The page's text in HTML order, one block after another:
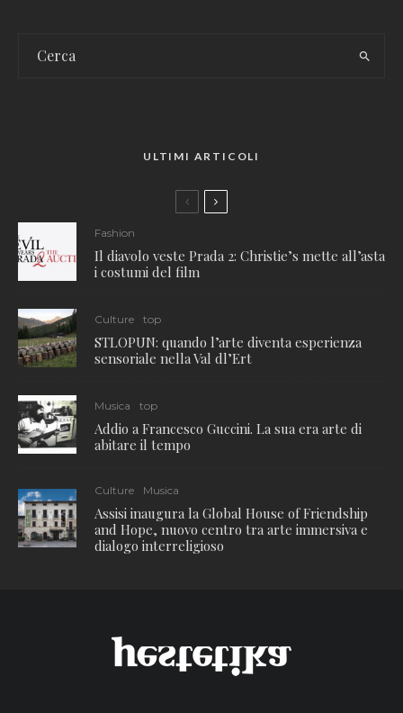
ULTIMI ARTICOLI
Fashion
Il diavolo veste Prada 2: Christie’s mette all’asta
i costumi del film
Culture top
STLOPUN: quando l’arte diventa esperienza
sensoriale nella Val dl’Ert
Musica top
Addio a Francesco Guccini. La sua era arte di
abitare il tempo
Culture Musica
Assisi inaugura la Global House of Friendship
and Hope, nuovo centro tra arte immersiva e
dialogo interreligioso